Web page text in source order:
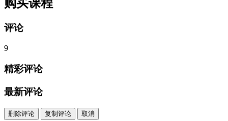
购买课程
评论
9
精彩评论
最新评论
删除评论 复制评论 取消